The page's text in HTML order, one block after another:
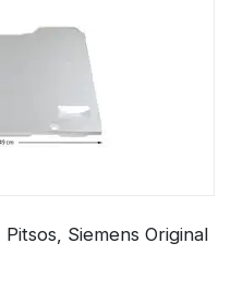
Siemens Original